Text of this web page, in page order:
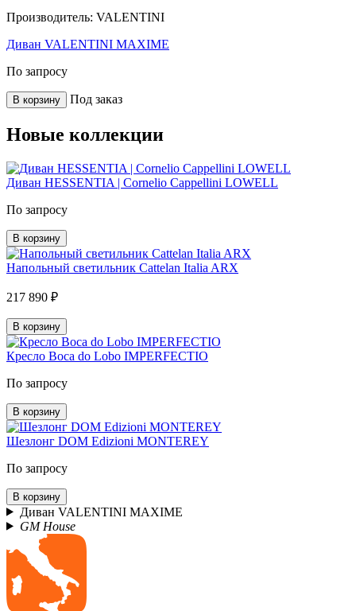
Производитель: VALENTINI
Диван VALENTINI MAXIME
По запросу
В корзину Под заказ
Новые коллекции
Диван HESSENTIA | Cornelio Cappellini LOWELL
По запросу
В корзину
Напольный светильник Cattelan Italia ARX
217 890 ₽
В корзину
Кресло Boca do Lobo IMPERFECTIO
По запросу
В корзину
Шезлонг DOM Edizioni MONTEREY
По запросу
В корзину
Диван VALENTINI MAXIME
GM House